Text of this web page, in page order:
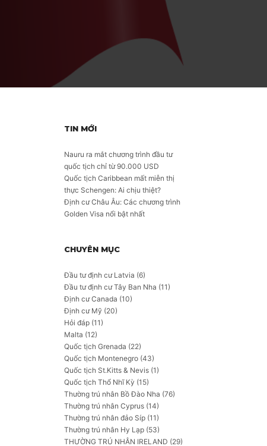
TIN MỚI
Nauru ra mắt chương trình đầu tư
quốc tịch chỉ từ 90.000 USD
Quốc tịch Caribbean mất miễn thị
thực Schengen: Ai chịu thiệt?
Định cư Châu Âu: Các chương trình
Golden Visa nổi bật nhất
CHUYÊN MỤC
Đầu tư định cư Latvia (6)
Đầu tư định cư Tây Ban Nha (11)
Định cư Canada (10)
Định cư Mỹ (20)
Hỏi đáp (11)
Malta (12)
Quốc tịch Grenada (22)
Quốc tịch Montenegro (43)
Quốc tịch St.Kitts & Nevis (1)
Quốc tịch Thổ Nhĩ Kỳ (15)
Thường trú nhân Bồ Đào Nha (76)
Thường trú nhân Cyprus (14)
Thường trú nhân đảo Síp (11)
Thường trú nhân Hy Lạp (53)
THƯỜNG TRÚ NHÂN IRELAND (29)